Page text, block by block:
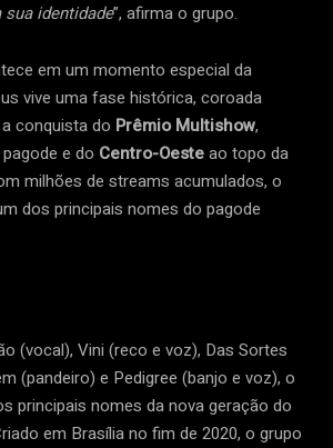
sua identidade”, afirma o grupo.
em um momento especial da
vive uma fase histórica, coroada
conquista do Prêmio Multishow,
e do Centro-Oesteao topo da
milhões de streams acumulados, o
dos principais nomes do pagode
(vocal), Vini (reco e voz), Das Sortes
(pandeiro) e Pedigree (banjo e voz), o
principais nomes da nova geração do
em Brasília no fim de 2020, o grupo